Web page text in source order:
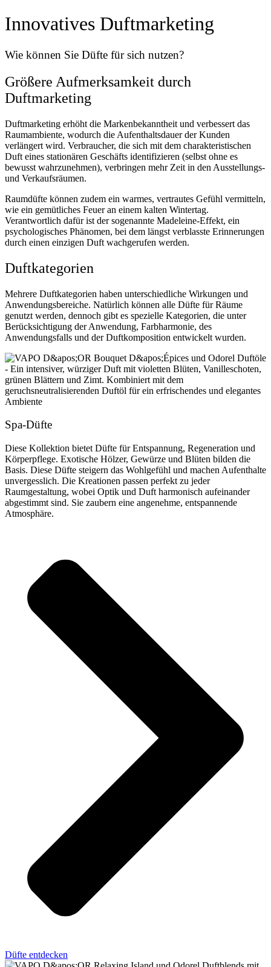
Innovatives Duftmarketing
Wie können Sie Düfte für sich nutzen?
Größere Aufmerksamkeit durch
Duftmarketing
Duftmarketing erhöht die Markenbekanntheit und verbessert das
Raumambiente, wodurch die Aufenthaltsdauer der Kunden
verlängert wird. Verbraucher, die sich mit dem charakteristischen
Duft eines stationären Geschäfts identifizieren (selbst ohne es
bewusst wahrzunehmen), verbringen mehr Zeit in den Ausstellungs-
und Verkaufsräumen.
Raumdüfte können zudem ein warmes, vertrautes Gefühl vermitteln,
wie ein gemütliches Feuer an einem kalten Wintertag.
Verantwortlich dafür ist der sogenannte Madeleine-Effekt, ein
psychologisches Phänomen, bei dem längst verblasste Erinnerungen
durch einen einzigen Duft wachgerufen werden.
Duftkategorien
Mehrere Duftkategorien haben unterschiedliche Wirkungen und
Anwendungsbereiche. Natürlich können alle Düfte für Räume
genutzt werden, dennoch gibt es spezielle Kategorien, die unter
Berücksichtigung der Anwendung, Farbharmonie, des
Anwendungsfalls und der Duftkomposition entwickelt wurden.
Spa-Düfte
Diese Kollektion bietet Düfte für Entspannung, Regeneration und
Körperpflege. Exotische Hölzer, Gewürze und Blüten bilden die
Basis. Diese Düfte steigern das Wohlgefühl und machen Aufenthalte
unvergesslich. Die Kreationen passen perfekt zu jeder
Raumgestaltung, wobei Optik und Duft harmonisch aufeinander
abgestimmt sind. Sie zaubern eine angenehme, entspannende
Atmosphäre.
Düfte entdecken